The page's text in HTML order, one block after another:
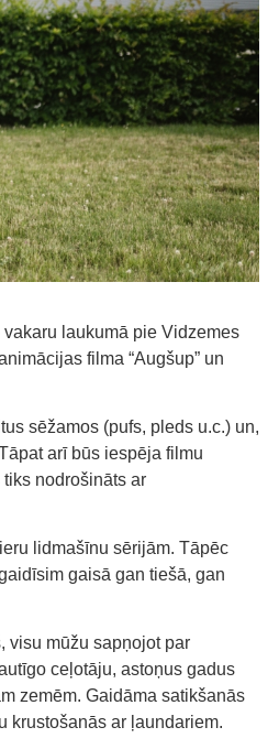
laukumā pie Vidzemes
filma “Augšup” un
sēžamos (pufs, pleds u.c.) un,
arī būs iespēja filmu
nodrošināts ar
lidmašīnu sērijām. Tāpēc
gaisā gan tiešā, gan
visu mūžu sapņojot par
ceļotāju, astoņus gadus
zemēm. Gaidāma satikšanās
krustošanās ar ļaundariem.